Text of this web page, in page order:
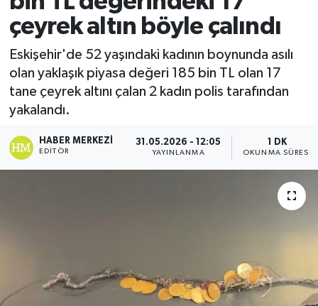
çeyrek altın böyle çalındı
Eskişehir'de 52 yaşındaki kadının boynunda asılı
olan yaklaşık piyasa değeri 185 bin TL olan 17
tane çeyrek altını çalan 2 kadın polis tarafından
yakalandı.
HABER MERKEZI
EDITÖR
31.05.2026 - 12:05
YAYINLANMA
1 DK
OKUNMA SÜRESI
Ekonomi
Sağlık
Tokat Haber